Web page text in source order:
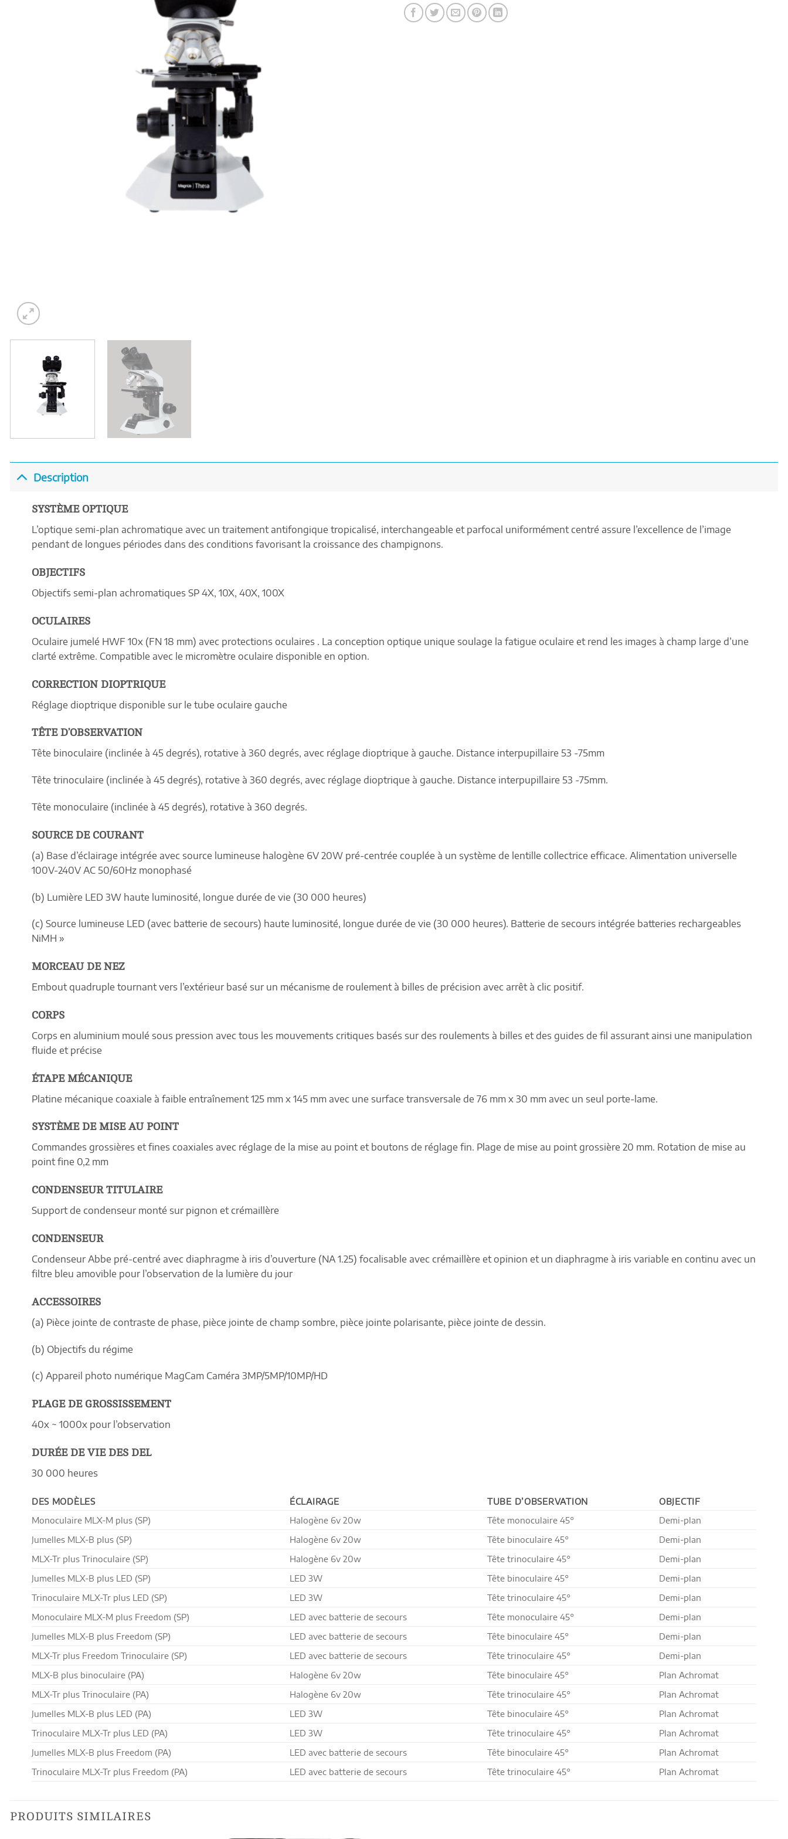
Description
SYSTÈME OPTIQUE
L’optique semi-plan achromatique avec un traitement antifongique tropicalisé, interchangeable et parfocal uniformément centré assure l’excellence de l’image
pendant de longues périodes dans des conditions favorisant la croissance des champignons.
OBJECTIFS
Objectifs semi-plan achromatiques SP 4X, 10X, 40X, 100X
OCULAIRES
Oculaire jumelé HWF 10x (FN 18 mm) avec protections oculaires . La conception optique unique soulage la fatigue oculaire et rend les images à champ large d’une
clarté extrême. Compatible avec le micromètre oculaire disponible en option.
CORRECTION DIOPTRIQUE
Réglage dioptrique disponible sur le tube oculaire gauche
TÊTE D’OBSERVATION
Tête binoculaire (inclinée à 45 degrés), rotative à 360 degrés, avec réglage dioptrique à gauche. Distance interpupillaire 53 -75mm
Tête trinoculaire (inclinée à 45 degrés), rotative à 360 degrés, avec réglage dioptrique à gauche. Distance interpupillaire 53 -75mm.
Tête monoculaire (inclinée à 45 degrés), rotative à 360 degrés.
SOURCE DE COURANT
(a) Base d’éclairage intégrée avec source lumineuse halogène 6V 20W pré-centrée couplée à un système de lentille collectrice efficace. Alimentation universelle
100V-240V AC 50/60Hz monophasé
(b) Lumière LED 3W haute luminosité, longue durée de vie (30 000 heures)
(c) Source lumineuse LED (avec batterie de secours) haute luminosité, longue durée de vie (30 000 heures). Batterie de secours intégrée batteries rechargeables
NiMH »
MORCEAU DE NEZ
Embout quadruple tournant vers l’extérieur basé sur un mécanisme de roulement à billes de précision avec arrêt à clic positif.
CORPS
Corps en aluminium moulé sous pression avec tous les mouvements critiques basés sur des roulements à billes et des guides de fil assurant ainsi une manipulation
fluide et précise
ÉTAPE MÉCANIQUE
Platine mécanique coaxiale à faible entraînement 125 mm x 145 mm avec une surface transversale de 76 mm x 30 mm avec un seul porte-lame.
SYSTÈME DE MISE AU POINT
Commandes grossières et fines coaxiales avec réglage de la mise au point et boutons de réglage fin. Plage de mise au point grossière 20 mm. Rotation de mise au
point fine 0,2 mm
CONDENSEUR TITULAIRE
Support de condenseur monté sur pignon et crémaillère
CONDENSEUR
Condenseur Abbe pré-centré avec diaphragme à iris d’ouverture (NA 1.25) focalisable avec crémaillère et opinion et un diaphragme à iris variable en continu avec un
filtre bleu amovible pour l’observation de la lumière du jour
ACCESSOIRES
(a) Pièce jointe de contraste de phase, pièce jointe de champ sombre, pièce jointe polarisante, pièce jointe de dessin.
(b) Objectifs du régime
(c) Appareil photo numérique MagCam Caméra 3MP/5MP/10MP/HD
PLAGE DE GROSSISSEMENT
40x ~ 1000x pour l’observation
DURÉE DE VIE DES DEL
30 000 heures
DES MODÈLES ÉCLAIRAGE TUBE D’OBSERVATION
OBJECTIF
Monoculaire MLX-M plus (SP)
Halogène 6v 20w Tête monoculaire 45°
Demi-plan
Jumelles MLX-B plus (SP)
Halogène 6v 20w Tête binoculaire 45°
Demi-plan
MLX-Tr plus Trinoculaire (SP)
Halogène 6v 20w Tête trinoculaire 45°
Demi-plan
Jumelles MLX-B plus LED (SP)
LED 3W Tête binoculaire 45°
Demi-plan
Trinoculaire MLX-Tr plus LED (SP)
LED 3W Tête trinoculaire 45°
Demi-plan
Monoculaire MLX-M plus Freedom (SP)
LED avec batterie de secours Tête monoculaire 45°
Demi-plan
Jumelles MLX-B plus Freedom (SP)
LED avec batterie de secours Tête binoculaire 45°
Demi-plan
MLX-Tr plus Freedom Trinoculaire (SP)
LED avec batterie de secours Tête trinoculaire 45°
Demi-plan
MLX-B plus binoculaire (PA)
Halogène 6v 20w Tête binoculaire 45°
Plan Achromat
MLX-Tr plus Trinoculaire (PA)
Halogène 6v 20w Tête trinoculaire 45°
Plan Achromat
Jumelles MLX-B plus LED (PA)
LED 3W Tête binoculaire 45°
Plan Achromat
Trinoculaire MLX-Tr plus LED (PA)
LED 3W Tête trinoculaire 45°
Plan Achromat
Jumelles MLX-B plus Freedom (PA)
LED avec batterie de secours Tête binoculaire 45°
Plan Achromat
Trinoculaire MLX-Tr plus Freedom (PA)
LED avec batterie de secours Tête trinoculaire 45° Plan Achromat
PRODUITS SIMILAIRES